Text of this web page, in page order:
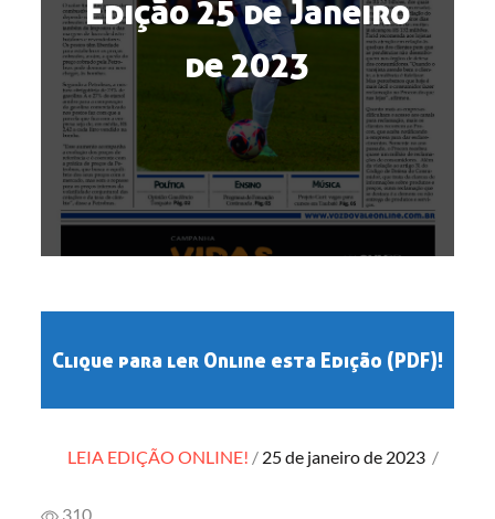
Edição 25 de Janeiro
de 2023
Clique para ler Online esta Edição (PDF)!
LEIA EDIÇÃO ONLINE! Posted
25 de janeiro de 2023 /
310